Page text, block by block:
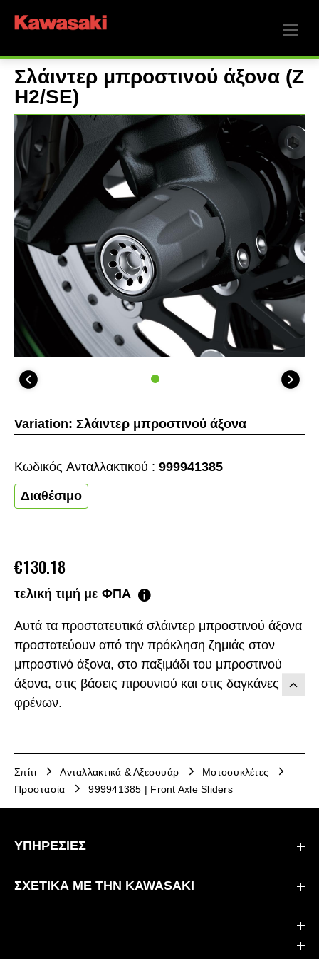
Σλάιντερ μπροστινού άξονα (Z
H2/SE)
Αυτά τα προστατευτικά σλάιντερ μπροστινού άξονα
προστατεύουν από την πρόκληση ζημιάς στον
μπροστινό άξονα, στο παξιμάδι του μπροστινού
άξονα, στις βάσεις πιρουνιού και στις δαγκάνες
φρένων.
€130.18
τελική τιμή με ΦΠΑ
Variation: Σλάιντερ μπροστινού άξονα
Κωδικός Aνταλλακτικού : 999941385
Διαθέσιμο
Σπίτι Ανταλλακτικά & Αξεσουάρ
Μοτοσυκλέτες
Προστασία
999941385 | Front Axle Sliders
ΥΠΗΡΕΣΙΕΣ
Επικοινωνήστε μαζί μας
Χρήσιμοι Σύνδεσμοι
ΣΧΕΤΙΚΆ ΜΕ ΤΗΝ KAWASAKI
Εταιρεία